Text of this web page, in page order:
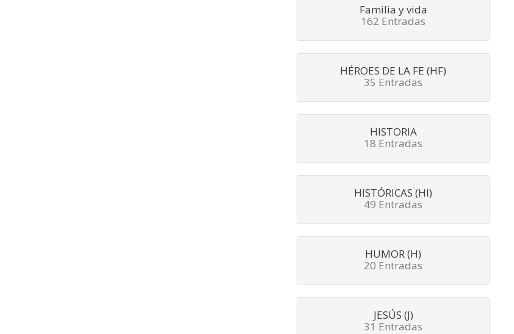
Familia y vida
162 Entradas
HÉROES DE LA FE (HF)
35 Entradas
HISTORIA
18 Entradas
HISTÓRICAS (HI)
49 Entradas
HUMOR (H)
20 Entradas
JESÚS (J)
31 Entradas